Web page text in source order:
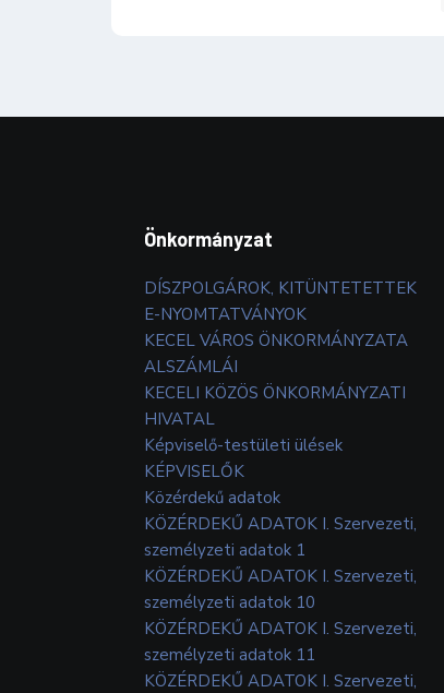
Önkormányzat
DÍSZPOLGÁROK, KITÜNTETETTEK
E-NYOMTATVÁNYOK
KECEL VÁROS ÖNKORMÁNYZATA
ALSZÁMLÁI
KECELI KÖZÖS ÖNKORMÁNYZATI
HIVATAL
Képviselő-testületi ülések
KÉPVISELŐK
Közérdekű adatok
KÖZÉRDEKŰ ADATOK I. Szervezeti,
személyzeti adatok 1
KÖZÉRDEKŰ ADATOK I. Szervezeti,
személyzeti adatok 10
KÖZÉRDEKŰ ADATOK I. Szervezeti,
személyzeti adatok 11
KÖZÉRDEKŰ ADATOK I. Szervezeti,